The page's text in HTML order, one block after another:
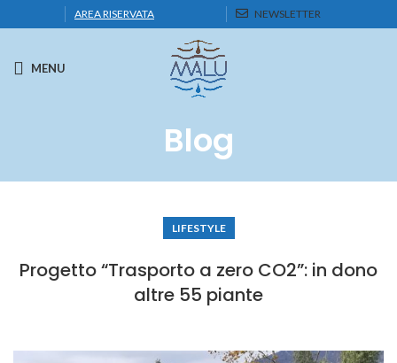
AREA RISERVATA NEWSLETTER
MENU
Blog
LIFESTYLE
Progetto “Trasporto a zero CO2”: in dono
altre 55 piante